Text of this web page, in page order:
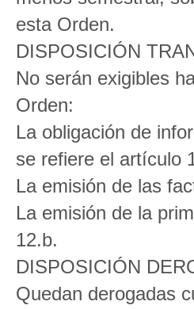
esta Orden.
DISPOSICIÓN
No serán exigibles
Orden:
La obligación de
se refiere el artículo
La emisión de las
La emisión de la
12.b.
DISPOSICIÓN
Quedan derogadas